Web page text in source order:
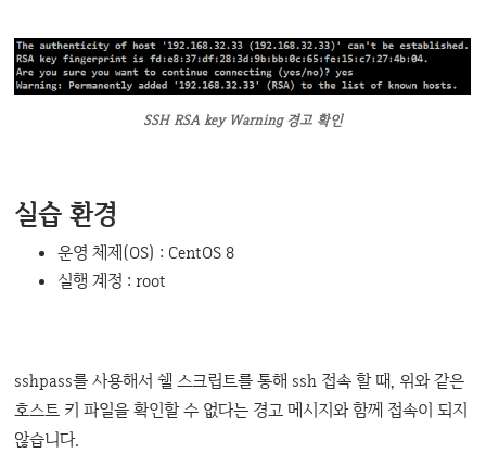
SSH RSA key Warning 경고 확인
실습 환경
운영 체제(OS) : CentOS 8
실행 계정 : root
sshpass를 사용해서 쉘 스크립트를 통해 ssh 접속 할 때, 위와 같은
호스트 키 파일을 확인할 수 없다는 경고 메시지와 함께 접속이 되지
않습니다.